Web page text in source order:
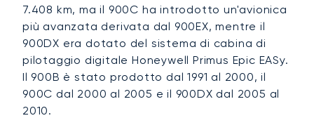
7.408 km, ma il 900C ha introdotto un'avionica
più avanzata derivata dal 900EX, mentre il
900DX era dotato del sistema di cabina di
pilotaggio digitale Honeywell Primus Epic EASy.
Il 900B è stato prodotto dal 1991 al 2000, il
900C dal 2000 al 2005 e il 900DX dal 2005 al
2010.